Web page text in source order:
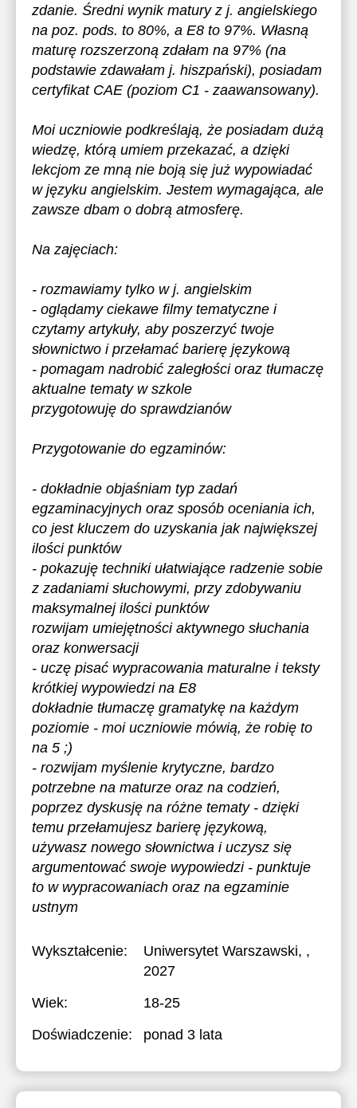
zdanie. Średni wynik matury z j. angielskiego
na poz. pods. to 80%, a E8 to 97%. Własną
maturę rozszerzoną zdałam na 97% (na
podstawie zdawałam j. hiszpański), posiadam
certyfikat CAE (poziom C1 - zaawansowany).
Moi uczniowie podkreślają, że posiadam dużą
wiedzę, którą umiem przekazać, a dzięki
lekcjom ze mną nie boją się już wypowiadać
w języku angielskim. Jestem wymagająca, ale
zawsze dbam o dobrą atmosferę.
Na zajęciach:
- rozmawiamy tylko w j. angielskim
- oglądamy ciekawe filmy tematyczne i
czytamy artykuły, aby poszerzyć twoje
słownictwo i przełamać barierę językową
- pomagam nadrobić zaległości oraz tłumaczę
aktualne tematy w szkole
przygotowuję do sprawdzianów
Przygotowanie do egzaminów:
- dokładnie objaśniam typ zadań
egzaminacyjnych oraz sposób oceniania ich,
co jest kluczem do uzyskania jak największej
ilości punktów
- pokazuję techniki ułatwiające radzenie sobie
z zadaniami słuchowymi, przy zdobywaniu
maksymalnej ilości punktów
rozwijam umiejętności aktywnego słuchania
oraz konwersacji
- uczę pisać wypracowania maturalne i teksty
krótkiej wypowiedzi na E8
dokładnie tłumaczę gramatykę na każdym
poziomie - moi uczniowie mówią, że robię to
na 5 ;)
- rozwijam myślenie krytyczne, bardzo
potrzebne na maturze oraz na codzień,
poprzez dyskusję na różne tematy - dzięki
temu przełamujesz barierę językową,
używasz nowego słownictwa i uczysz się
argumentować swoje wypowiedzi - punktuje
to w wypracowaniach oraz na egzaminie
ustnym
Wykształcenie: Uniwersytet Warszawski, ,
2027
Wiek:
18-25
Doświadczenie:
ponad 3 lata